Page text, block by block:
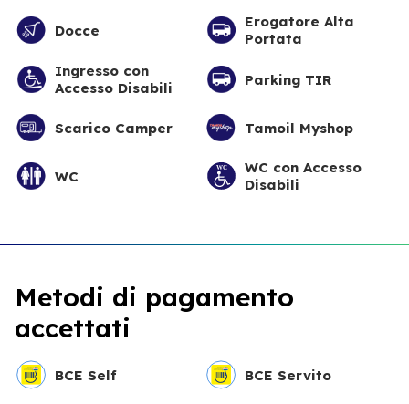
Docce
Erogatore Alta
Portata
Ingresso con
Accesso Disabili
Parking TIR
Scarico Camper Tamoil Myshop
WC
WC con Accesso
Disabili
Metodi di pagamento
accettati
BCE Self BCE Servito